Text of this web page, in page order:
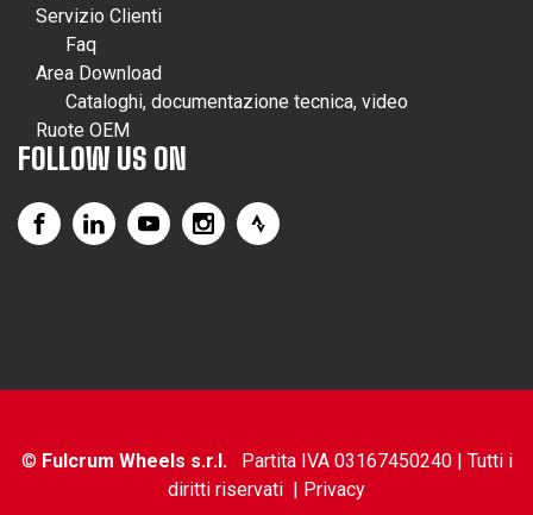
Servizio Clienti
Faq
Area Download
Cataloghi, documentazione tecnica, video
Ruote OEM
FOLLOW US ON
© Fulcrum Wheels s.r.l. Partita IVA 03167450240 | Tutti i
diritti riservati | Privacy